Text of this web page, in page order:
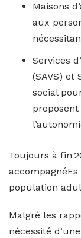
Maisons
aux
Services
(SAVS) et
social
Toujours à fin
population
Malgré les
nécessité